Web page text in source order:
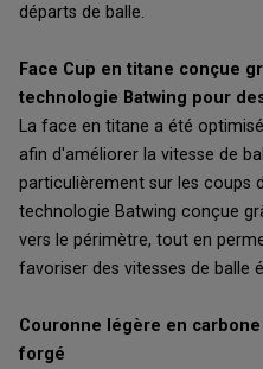
départs de balle.
Face Cup en titane conçue
technologie Batwing pour
La face en titane a été
afin d'améliorer la vitesse de
particulièrement sur les coups
technologie Batwing conçue
vers le périmètre, tout en
favoriser des vitesses de balle
Couronne légère en
forgé